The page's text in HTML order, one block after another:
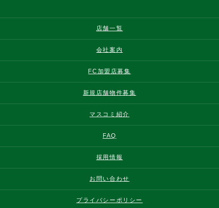
店舗一覧
会社案内
FC加盟店募集
新規店舗物件募集
マスコミ紹介
FAQ
採用情報
お問い合わせ
プライバシーポリシー